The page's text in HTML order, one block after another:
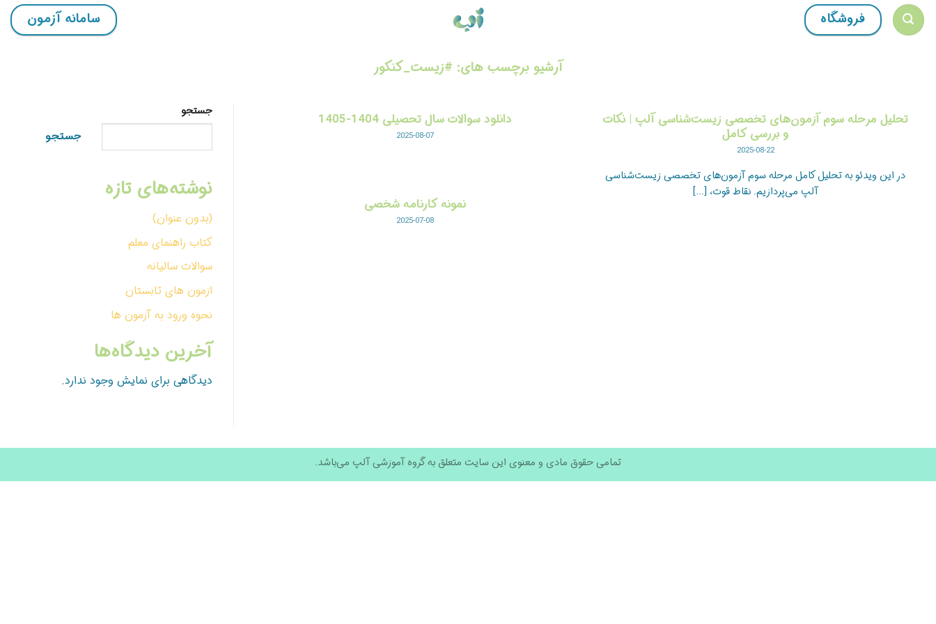
Skip
فروشگاه سامانه آزمون
آرشیو برچسب های: #زیست_کنکور
تحلیل مرحله سوم آزمون‌های تخصصی زیست‌شناسی آلپ | نکات
و بررسی کامل
2025-08-22
در این ویدئو به تحلیل کامل مرحله سوم آزمون‌های تخصصی زیست‌شناسی
آلپ می‌پردازیم. نقاط قوت، [...]
دانلود سوالات سال تحصیلی 1404-1405
2025-08-07
نمونه کارنامه شخصی
2025-07-08
جستجو
جستجو
نوشته‌های تازه
(بدون عنوان)
کتاب راهنمای معلم
سوالات سالیانه
ازمون های تابستان
نحوه ورود به آزمون ها
آخرین دیدگاه‌ها
دیدگاهی برای نمایش وجود ندارد.
تمامی حقوق مادی و معنوی این سایت متعلق به گروه آموزشی آلپ می‌باشد.